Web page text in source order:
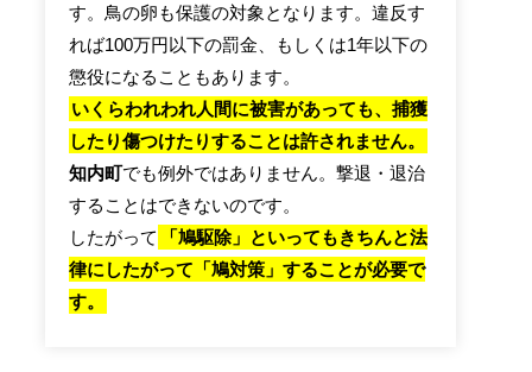
す。鳥の卵も保護の対象となります。違反す
れば100万円以下の罰金、もしくは1年以下の
懲役になることもあります。
いくらわれわれ人間に被害があっても、捕獲
したり傷つけたりすることは許されません。
知内町でも例外ではありません。撃退・退治
することはできないのです。
したがって
「鳩駆除」といってもきちんと法
律にしたがって「鳩対策」することが必要で
す。